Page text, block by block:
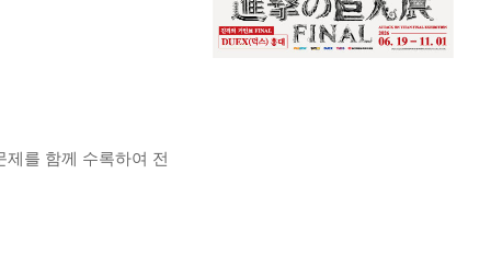
를 함께 수록하여 전